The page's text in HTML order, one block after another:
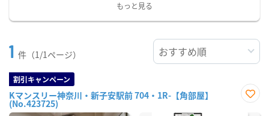
もっと見る
1 件（1/1ページ）
割引キャンペーン
Kマンスリー神奈川・新子安駅前 704・1R-【角部屋】
(No.423725)